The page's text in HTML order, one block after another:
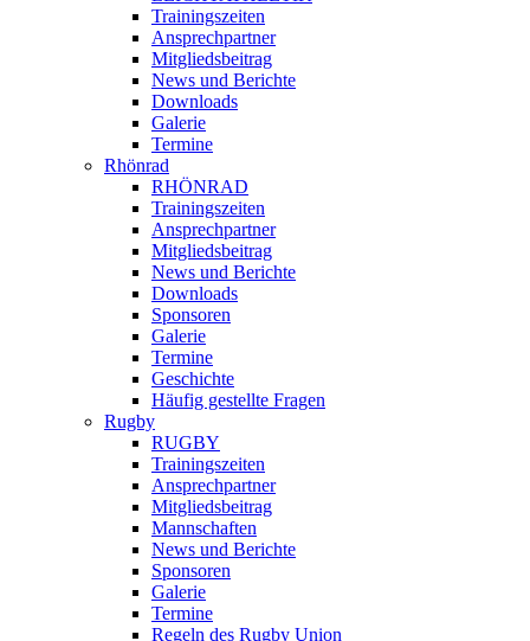
Trainingszeiten
Ansprechpartner
Mitgliedsbeitrag
News und Berichte
Downloads
Galerie
Termine
Rhönrad
RHÖNRAD
Trainingszeiten
Ansprechpartner
Mitgliedsbeitrag
News und Berichte
Downloads
Sponsoren
Galerie
Termine
Geschichte
Häufig gestellte Fragen
Rugby
RUGBY
Trainingszeiten
Ansprechpartner
Mitgliedsbeitrag
Mannschaften
News und Berichte
Sponsoren
Galerie
Termine
Regeln des Rugby Union